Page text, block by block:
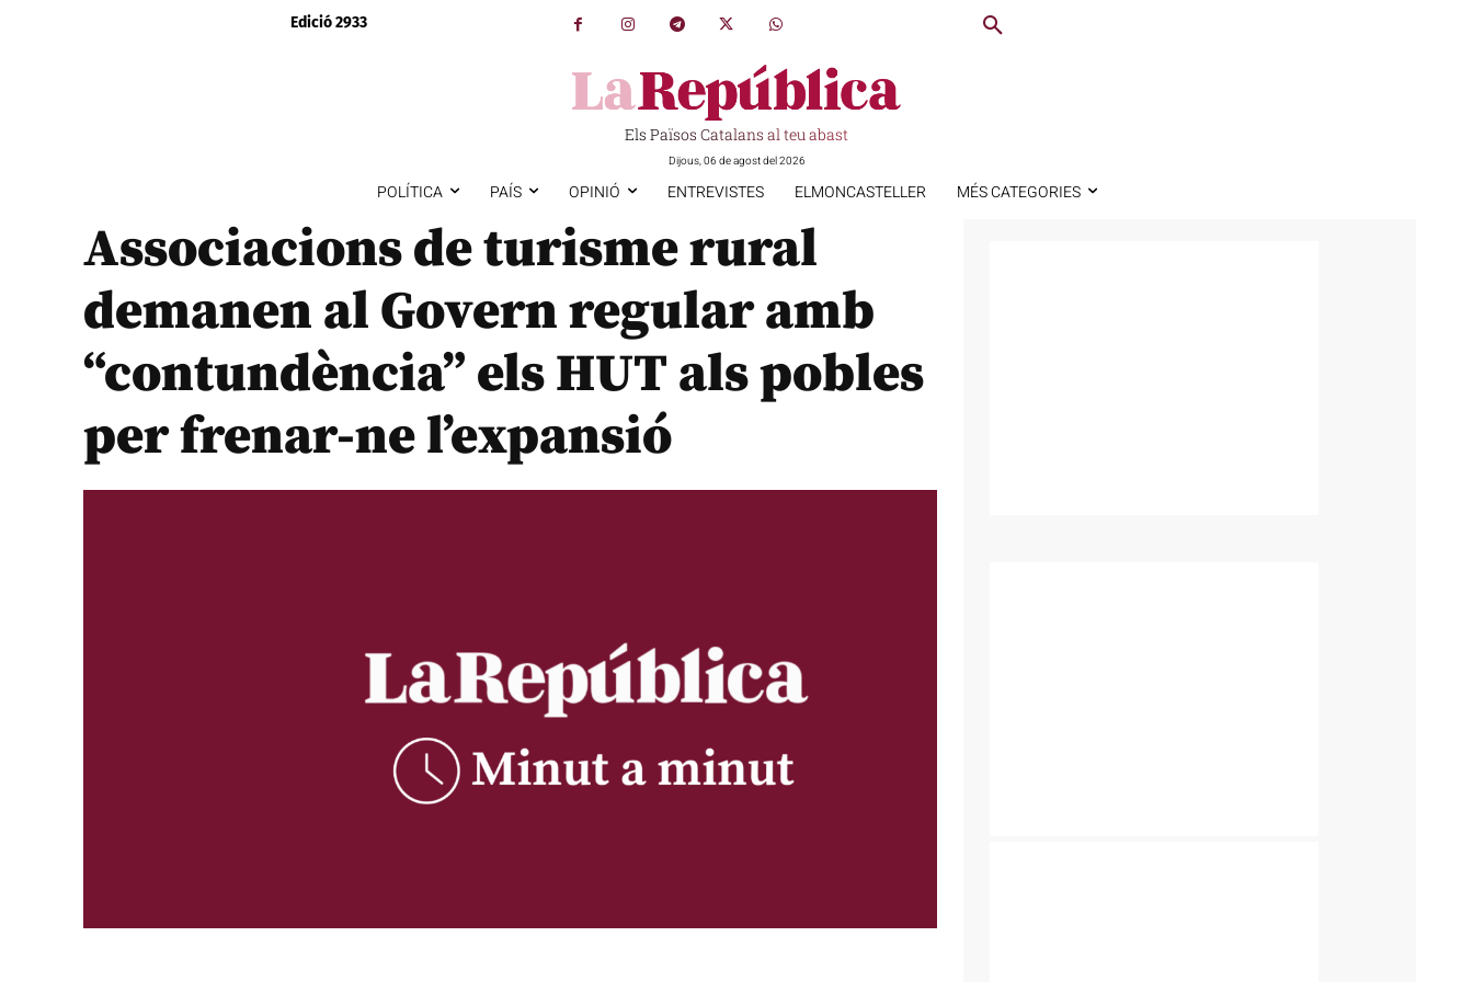
Edició 2933
Els Països Catalans al teu abast
Dijous, 06 de agost del 2026
POLÍTICA PAÍS OPINIÓ ENTREVISTES ELMONCASTELLER MÉS CATEGORIES
Associacions de turisme rural
demanen al Govern regular amb
“contundència” els HUT als pobles
per frenar-ne l’expansió